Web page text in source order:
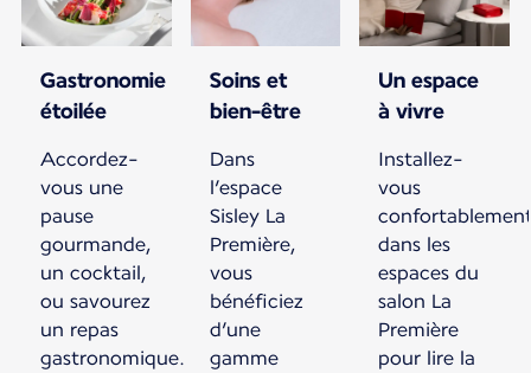
Gastronomie
étoilée
Accordez-
vous une
pause
gourmande,
un cocktail,
ou savourez
un repas
gastronomique.
Soins et
bien-être
Dans
l’espace
Sisley La
Première,
vous
bénéficiez
d’une
gamme
Un espace
à vivre
Installez-
vous
dans les
espaces du
salon La
Première
pour lire la